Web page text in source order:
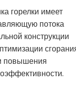
горелки имеет
потока
конструкции
повышения